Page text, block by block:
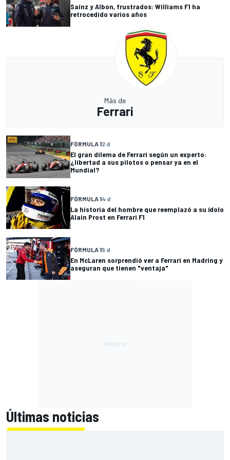
Sainz y Albon, frustrados: Williams F1 ha
retrocedido varios años
Más de
Ferrari
FÓRMULA 12 d
El gran dilema de Ferrari según un experto:
¿libertad a sus pilotos o pensar ya en el
Mundial?
FÓRMULA 14 d
La historia del hombre que reemplazó a su ídolo
Alain Prost en Ferrari F1
FÓRMULA 15 d
En McLaren sorprendió ver a Ferrari en Madring y
aseguran que tienen "ventaja"
Últimas noticias